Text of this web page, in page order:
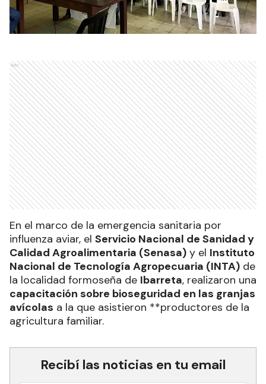
Ads
En el marco de la emergencia sanitaria por
influenza aviar, el Servicio Nacional de Sanidad y
Calidad Agroalimentaria (Senasa) y el Instituto
Nacional de Tecnología Agropecuaria (INTA) de
la localidad formoseña de Ibarreta, realizaron una
capacitación sobre bioseguridad en las granjas
avícolas a la que asistieron **productores de la
agricultura familiar.
Recibí las noticias en tu email